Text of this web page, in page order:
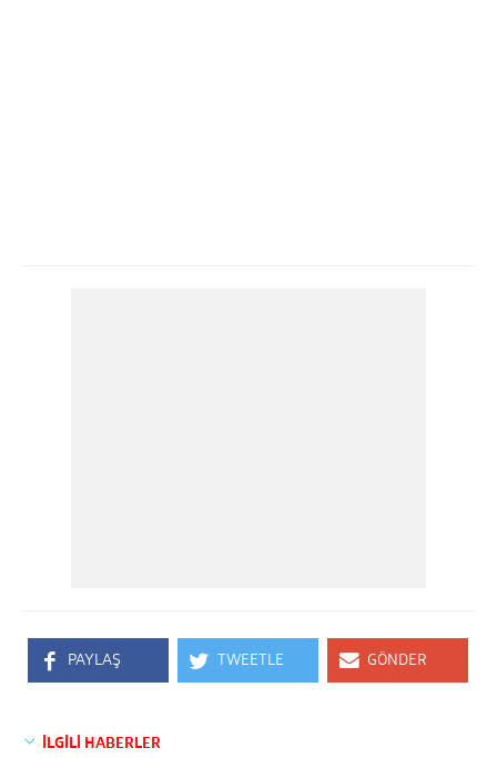
PAYLAŞ TWEETLE GÖNDER
İLGİLİ HABERLER